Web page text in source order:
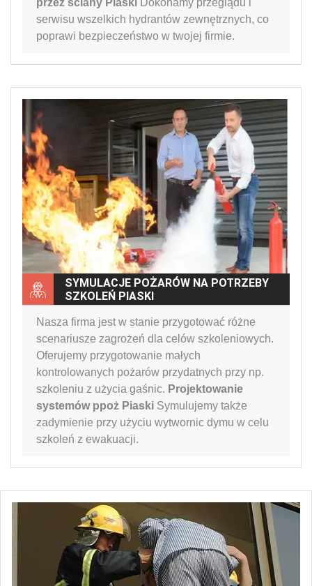
przez ściany Piaski Dokonamy przeglądu i
serwisu wszelkich hydrantów zewnętrznych, co
poprawi bezpieczeństwo w twojej firmie.
SYMULACJE POŻARÓW NA POTRZEBY
SZKOLEŃ PIASKI
Nasza firma jest w stanie przygotować różne
scenariusze zagrożeń dla celów szkoleniowych.
Oferujemy przygotowanie małych
kontrolowanych pożarów przydatnych przy np.
szkoleniu z użycia gaśnic. Projektowanie
systemów ppoż Piaski Symulujemy także
zadymienie przy użyciu wytwornic dymu w celu
szkoleń z ewakuacji.